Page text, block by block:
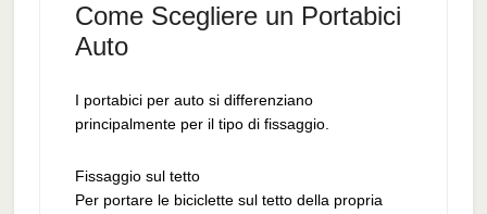
Come Scegliere un Portabici
Auto
I portabici per auto si differenziano
principalmente per il tipo di fissaggio.
Fissaggio sul tetto
Per portare le biciclette sul tetto della propria